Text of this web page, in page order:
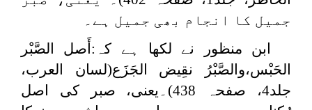
جمیل کا انجام بھی جمیل ہے۔
ابن منظور نے لکھا ہے کہ: أَصل الصَّبْر
الحَبْس،والصَّبْرُ نقِيض الجَزَع(لسان العرب،
جلد4، صفحہ 438)۔یعنی، صبر کی اصل